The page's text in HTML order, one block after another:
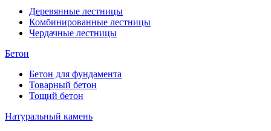
Деревянные лестницы
Комбинированные лестницы
Чердачные лестницы
Бетон
Бетон для фундамента
Товарный бетон
Тощий бетон
Натуральный камень